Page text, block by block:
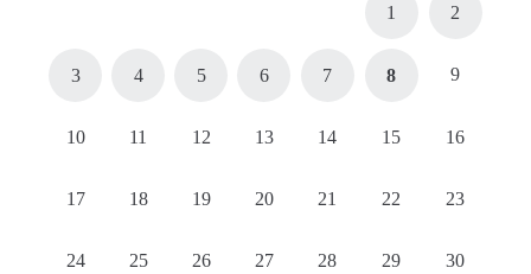
1 2
3 4 5 6 7 8 9
10 11 12 13 14 15 16
17 18 19 20 21 22 23
24 25 26 27 28 29 30